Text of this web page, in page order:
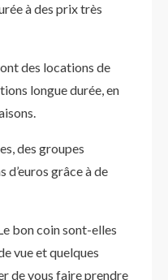
à des prix très
des locations de
longue durée, en
des groupes
grâce à de
bon coin sont-elles
vue et quelques
de vous faire prendre